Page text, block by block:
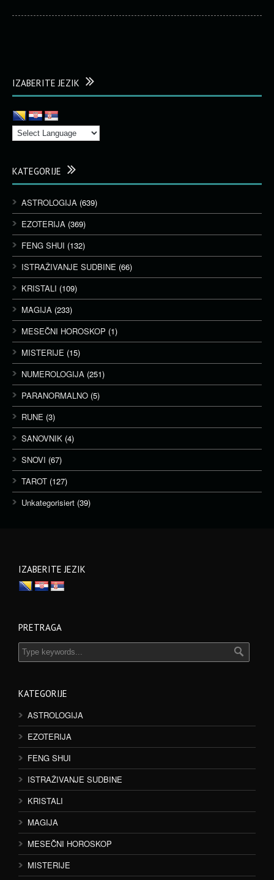
IZABERITE JEZIK
KATEGORIJE
ASTROLOGIJA (639)
EZOTERIJA (369)
FENG SHUI (132)
ISTRAŽIVANJE SUDBINE (66)
KRISTALI (109)
MAGIJA (233)
MESEČNI HOROSKOP (1)
MISTERIJE (15)
NUMEROLOGIJA (251)
PARANORMALNO (5)
RUNE (3)
SANOVNIK (4)
SNOVI (67)
TAROT (127)
Unkategorisiert (39)
IZABERITE JEZIK
PRETRAGA
KATEGORIJE
ASTROLOGIJA
EZOTERIJA
FENG SHUI
ISTRAŽIVANJE SUDBINE
KRISTALI
MAGIJA
MESEČNI HOROSKOP
MISTERIJE